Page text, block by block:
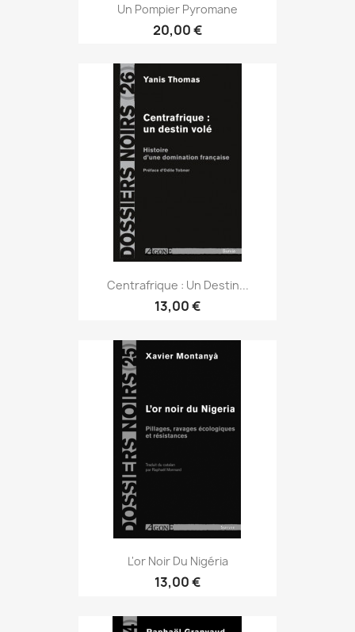
Un Pompier Pyromane
20,00 €
Centrafrique : Un Destin...
13,00 €
L'or Noir Du Nigéria
13,00 €